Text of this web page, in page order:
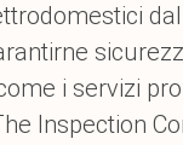
Carico Container
Amazon FBA
Danni Post-
i servizi
Inspection